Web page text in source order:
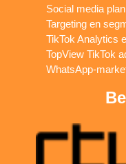
Social media
Targeting en
TikTok Analytics
TopView TikTok
WhatsApp-